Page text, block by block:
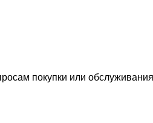
покупки или